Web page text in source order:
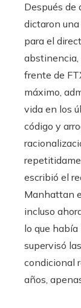
Después de
dictaron
para el
abstinencia,
frente de
máximo,
vida en los
código y
escribió el
Manhattan
incluso
lo que había
supervisó
condicional
años,